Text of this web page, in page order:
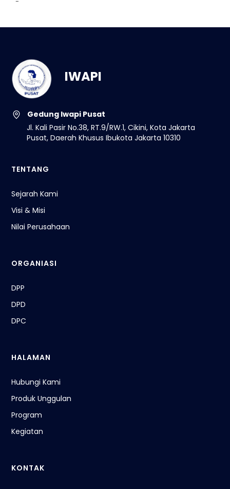
IWAPI
Gedung Iwapi Pusat
Jl. Kali Pasir No.38, RT.9/RW.1, Cikini, Kota Jakarta
Pusat, Daerah Khusus Ibukota Jakarta 10310
TENTANG
Sejarah Kami
Visi & Misi
Nilai Perusahaan
ORGANIASI
DPP
DPD
DPC
HALAMAN
Hubungi Kami
Produk Unggulan
Program
Kegiatan
KONTAK